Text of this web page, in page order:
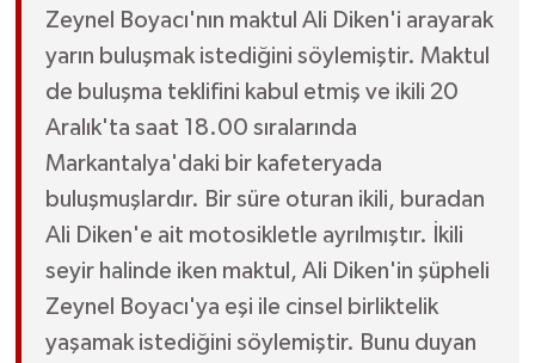
Zeynel Boyacı'nın maktul Ali Diken'i arayarak
yarın buluşmak istediğini söylemiştir. Maktul
de buluşma teklifini kabul etmiş ve ikili 20
Aralık'ta saat 18.00 sıralarında
Markantalya'daki bir kafeteryada
buluşmuşlardır. Bir süre oturan ikili, buradan
Ali Diken'e ait motosikletle ayrılmıştır. İkili
seyir halinde iken maktul, Ali Diken'in şüpheli
Zeynel Boyacı'ya eşi ile cinsel birliktelik
yaşamak istediğini söylemiştir. Bunu duyan